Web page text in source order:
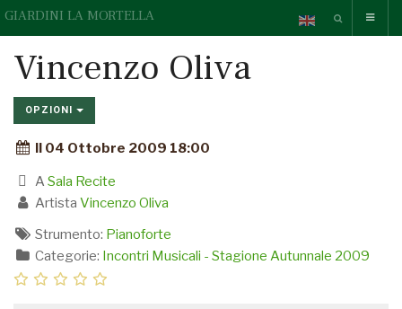
GIARDINI LA MORTELLA
Vincenzo Oliva
OPZIONI
Il 04 Ottobre 2009 18:00
A Sala Recite
Artista Vincenzo Oliva
Strumento: Pianoforte
Categorie: Incontri Musicali - Stagione Autunnale 2009